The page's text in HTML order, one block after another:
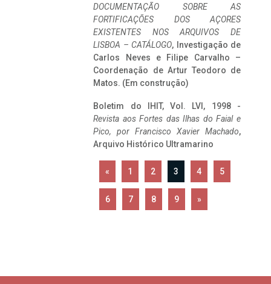
DOCUMENTAÇÃO SOBRE AS
FORTIFICAÇÕES DOS AÇORES
EXISTENTES NOS ARQUIVOS DE
LISBOA – CATÁLOGO, Investigação de
Carlos Neves e Filipe Carvalho –
Coordenação de Artur Teodoro de
Matos. (Em construção)
Boletim do IHIT, Vol. LVI, 1998 -
Revista aos Fortes das Ilhas do Faial e
Pico, por Francisco Xavier Machado,
Arquivo Histórico Ultramarino
« 1 2 3 4 5
6 7 8 9 »